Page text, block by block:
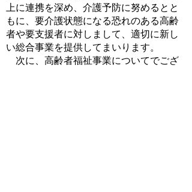
上に連携を深め、介護予防に努めるとと
もに、要介護状態になる恐れのある高齢
者や要支援者に対しまして、適切に新し
い総合事業を提供してまいります。
次に、高齢者福祉事業についてでござ